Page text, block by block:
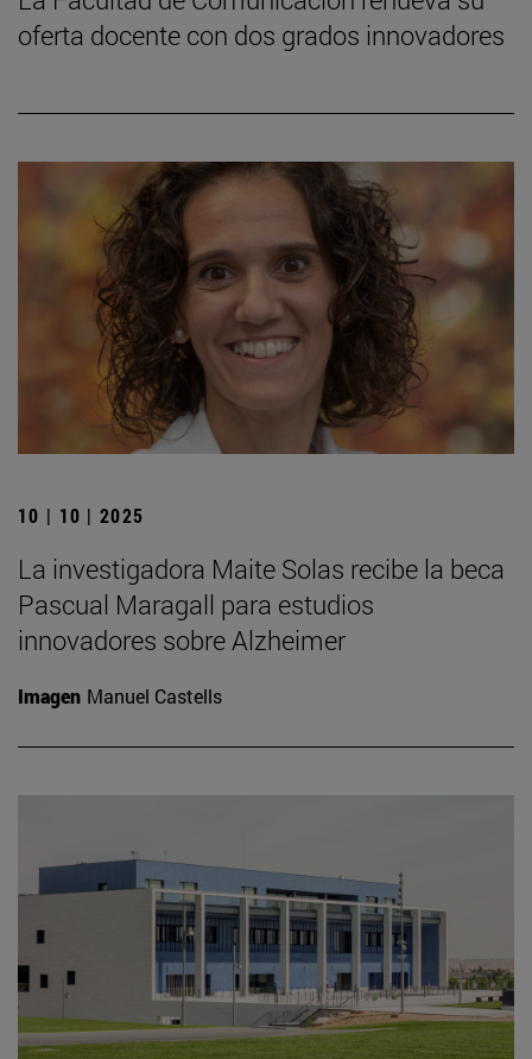
oferta docente con dos grados innovadores
10 | 10 | 2025
La investigadora Maite Solas recibe la beca
Pascual Maragall para estudios
innovadores sobre Alzheimer
Imagen Manuel Castells